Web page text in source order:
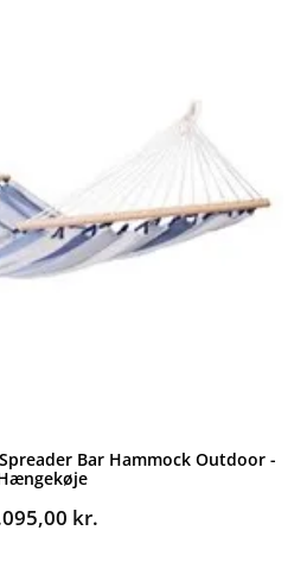
Bar Hammock Outdoor -
kr.